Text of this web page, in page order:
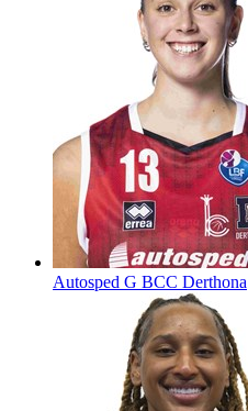
Autosped G BCC Derthona